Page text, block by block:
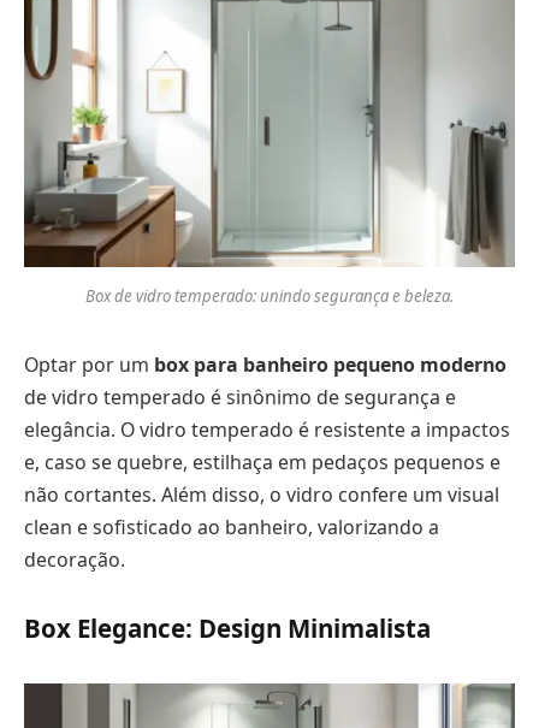
Box de vidro temperado: unindo segurança e beleza.
Optar por um box para banheiro pequeno moderno
de vidro temperado é sinônimo de segurança e
elegância. O vidro temperado é resistente a impactos
e, caso se quebre, estilhaça em pedaços pequenos e
não cortantes. Além disso, o vidro confere um visual
clean e sofisticado ao banheiro, valorizando a
decoração.
Box Elegance: Design Minimalista